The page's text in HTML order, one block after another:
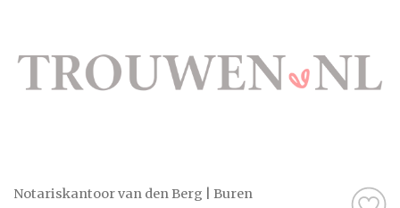
Notariskantoor van den Berg | Buren